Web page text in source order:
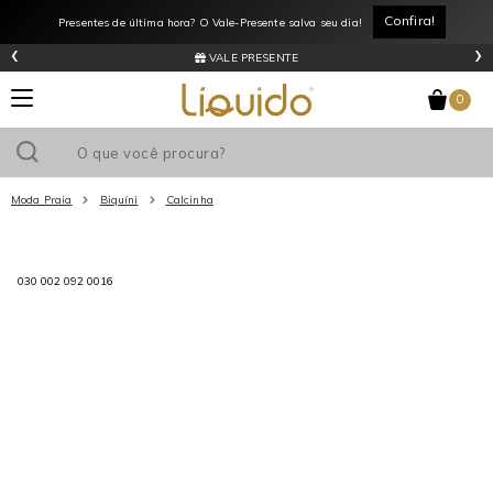
Presentes de última hora? O Vale-Presente salva seu dia! Confira!
VALE PRESENTE
‹ ›
0
Moda Praia Biquíni Calcinha
030 002 092 0016